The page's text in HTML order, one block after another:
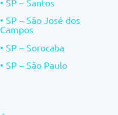
• SP – Santos
• SP – São José dos
Campos
• SP – Sorocaba
• SP – São Paulo